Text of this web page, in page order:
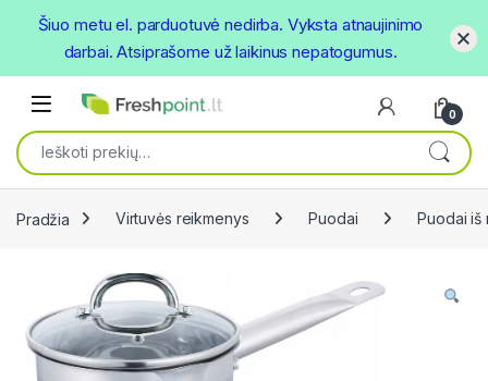
Open
0
Ieškoti:
Pradžia Virtuvės reikmenys Puodai Puodai iš
Šiuo metu el. parduotuvė nedirba. Vyksta atnaujinimo
darbai. Atsiprašome už laikinus nepatogumus.